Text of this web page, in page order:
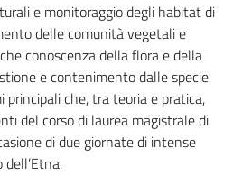
e monitoraggio degli habitat di
delle comunità vegetali e
conoscenza della flora e della
e contenimento dalle specie
che, tra teoria e pratica,
del corso di laurea magistrale di
di due giornate di intense